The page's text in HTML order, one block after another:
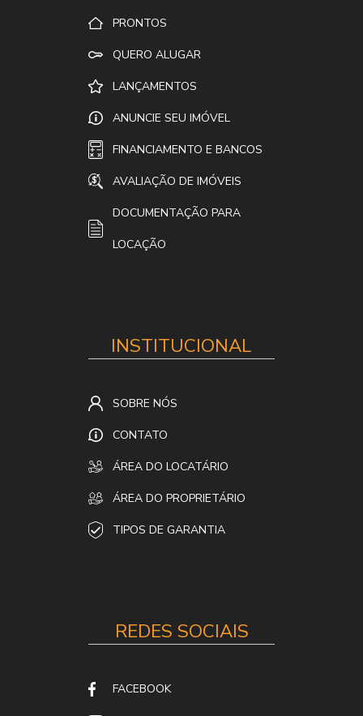
PRONTOS
QUERO ALUGAR
LANÇAMENTOS
ANUNCIE SEU IMÓVEL
FINANCIAMENTO E BANCOS
AVALIAÇÃO DE IMÓVEIS
DOCUMENTAÇÃO PARA
LOCAÇÃO
INSTITUCIONAL
SOBRE NÓS
CONTATO
ÁREA DO LOCATÁRIO
ÁREA DO PROPRIETÁRIO
TIPOS DE GARANTIA
REDES SOCIAIS
FACEBOOK